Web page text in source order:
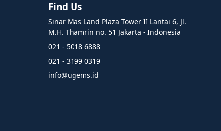
Find Us
Sinar Mas Land Plaza Tower II Lantai 6, Jl.
M.H. Thamrin no. 51 Jakarta - Indonesia
021 - 5018 6888
021 - 3199 0319
info@ugems.id